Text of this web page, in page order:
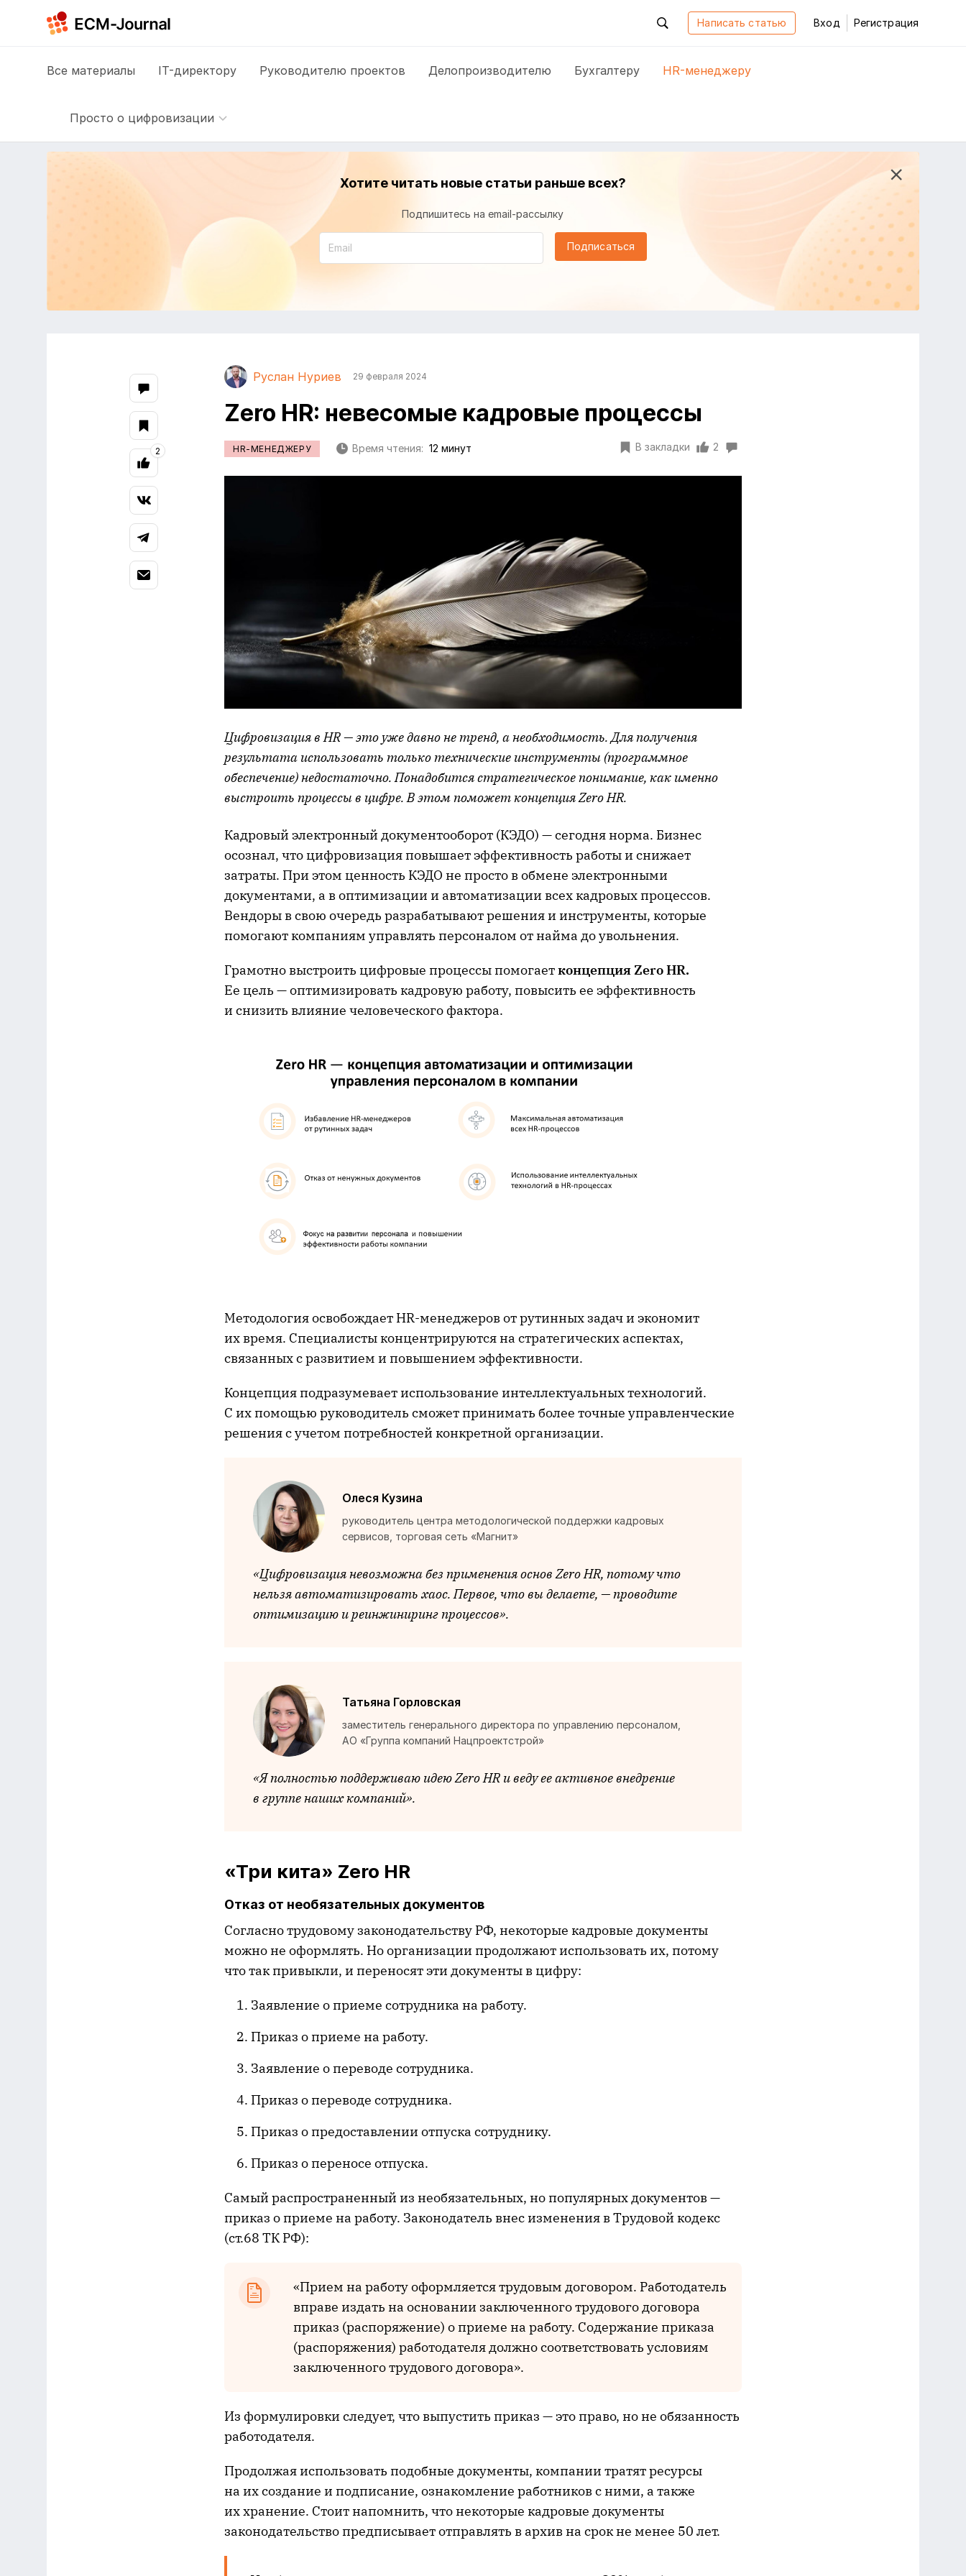
Написать статью Вход Регистрация
Все материалы IT-директору Руководителю проектов Делопроизводителю Бухгалтеру HR-менеджеру
Просто о цифровизации
Хотите читать новые статьи раньше всех?
Подпишитесь на email-рассылку
Подписаться
Руслан Нуриев 29 февраля 2024
Zero HR: невесомые кадровые процессы
HR-МЕНЕДЖЕРУ Время чтения: 12 минут В закладки 2
Цифровизация в HR — это уже давно не тренд, а необходимость. Для получения
результата использовать только технические инструменты (программное
обеспечение) недостаточно. Понадобится стратегическое понимание, как именно
выстроить процессы в цифре. В этом поможет концепция Zero HR.
Кадровый электронный документооборот (КЭДО) — сегодня норма. Бизнес
осознал, что цифровизация повышает эффективность работы и снижает
затраты. При этом ценность КЭДО не просто в обмене электронными
документами, а в оптимизации и автоматизации всех кадровых процессов.
Вендоры в свою очередь разрабатывают решения и инструменты, которые
помогают компаниям управлять персоналом от найма до увольнения.
Грамотно выстроить цифровые процессы помогаетконцепция Zero HR.
Ее цель — оптимизировать кадровую работу, повысить ее эффективность
и снизить влияние человеческого фактора.
Методология освобождает HR-менеджеров от рутинных задач и экономит
их время. Специалисты концентрируются на стратегических аспектах,
связанных с развитием и повышением эффективности.
Концепция подразумевает использование интеллектуальных технологий.
С их помощью руководитель сможет принимать более точные управленческие
решения с учетом потребностей конкретной организации.
Олеся Кузина
руководитель центра методологической поддержки кадровых
сервисов, торговая сеть «Магнит»
«Цифровизация невозможна без применения основ Zero HR, потому что
нельзя автоматизировать хаос. Первое, что вы делаете, — проводите
оптимизацию и реинжиниринг процессов».
Татьяна Горловская
заместитель генерального директора по управлению персоналом,
АО «Группа компаний Нацпроектстрой»
«Я полностью поддерживаю идею Zero HR и веду ее активное внедрение
в группе наших компаний».
«Три кита» Zero HR
Отказ от необязательных документов
Согласно трудовому законодательству РФ, некоторые кадровые документы
можно не оформлять. Но организации продолжают использовать их, потому
что так привыкли, и переносят эти документы в цифру:
Заявление о приеме сотрудника на работу.
Приказ о приеме на работу.
Заявление о переводе сотрудника.
Приказ о переводе сотрудника.
Приказ о предоставлении отпуска сотруднику.
Приказ о переносе отпуска.
Самый распространенный из необязательных, но популярных документов —
приказ о приеме на работу. Законодатель внес изменения в Трудовой кодекс
(ст.68 ТК РФ):
«Прием на работу оформляется трудовым договором. Работодатель
вправе издать на основании заключенного трудового договора
приказ (распоряжение) о приеме на работу. Содержание приказа
(распоряжения) работодателя должно соответствовать условиям
заключенного трудового договора».
Из формулировки следует, что выпустить приказ — это право, но не обязанность
работодателя.
Продолжая использовать подобные документы, компании тратят ресурсы
на их создание и подписание, ознакомление работников с ними, а также
их хранение. Стоит напомнить, что некоторые кадровые документы
законодательство предписывает отправлять в архив на срок не менее 50 лет.
2